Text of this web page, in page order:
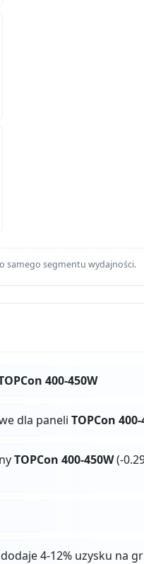
samego segmentu wydajności.
400-450W
dla paneliTOPCon
TOPCon 400-450W(-
4-12% uzysku na